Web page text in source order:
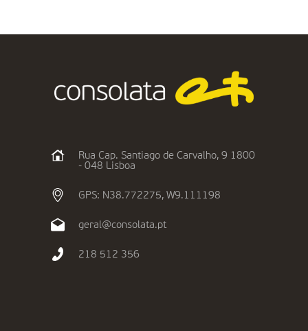
Rua Cap. Santiago de Carvalho, 9 1800
- 048 Lisboa
GPS: N38.772275, W9.111198
geral@consolata.pt
218 512 356